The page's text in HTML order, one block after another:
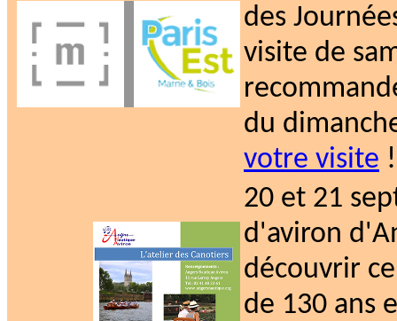
des
visite de
du
votre visite !
20 et 21
d'aviron
découvrir
de 130 ans